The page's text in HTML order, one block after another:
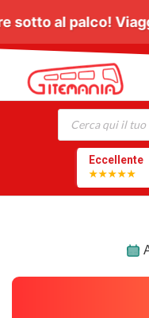
tutti a cantare
Eccellente
★★★★★